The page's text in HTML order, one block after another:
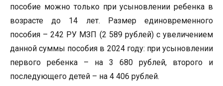
пособие можно только при усыновлении ребенка в
возрасте до 14 лет. Размер единовременного
пособия – 242 РУ МЗП (2 589 рублей) с увеличением
данной суммы пособия в 2024 году: при усыновлении
первого ребенка – на 3 680 рублей, второго и
последующего детей – на 4 406 рублей.